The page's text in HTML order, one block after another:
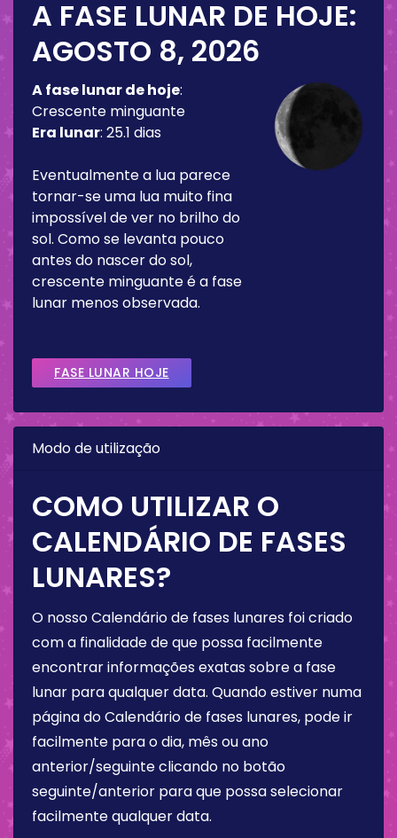
A FASE LUNAR DE HOJE:
AGOSTO 8, 2026
A fase lunar de hoje:
Crescente minguante
Era lunar: 25.1 dias
Eventualmente a lua parece
tornar-se uma lua muito fina
impossível de ver no brilho do
sol. Como se levanta pouco
antes do nascer do sol,
crescente minguante é a fase
lunar menos observada.
FASE LUNAR HOJE
Modo de utilização
COMO UTILIZAR O
CALENDÁRIO DE FASES
LUNARES?
O nosso Calendário de fases lunares foi criado
com a finalidade de que possa facilmente
encontrar informações exatas sobre a fase
lunar para qualquer data. Quando estiver numa
página do Calendário de fases lunares, pode ir
facilmente para o dia, mês ou ano
anterior/seguinte clicando no botão
seguinte/anterior para que possa selecionar
facilmente qualquer data.